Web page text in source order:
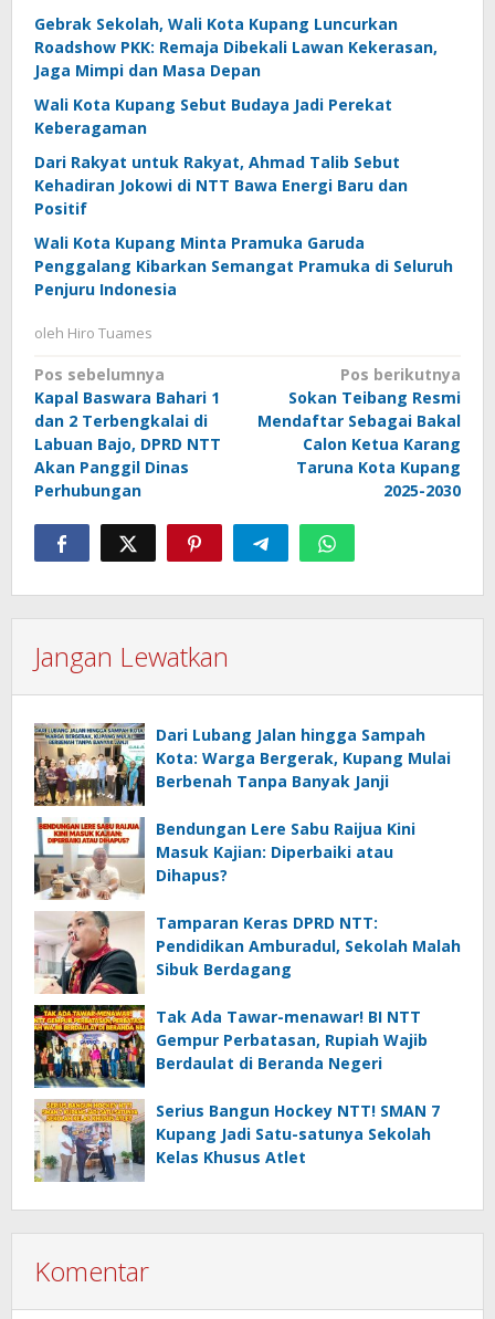
Gebrak Sekolah, Wali Kota Kupang Luncurkan
Roadshow PKK: Remaja Dibekali Lawan Kekerasan,
Jaga Mimpi dan Masa Depan
Wali Kota Kupang Sebut Budaya Jadi Perekat
Keberagaman
Dari Rakyat untuk Rakyat, Ahmad Talib Sebut
Kehadiran Jokowi di NTT Bawa Energi Baru dan
Positif
Wali Kota Kupang Minta Pramuka Garuda
Penggalang Kibarkan Semangat Pramuka di Seluruh
Penjuru Indonesia
oleh Hiro Tuames
Navigasi
pos
Pos sebelumnya
Kapal Baswara Bahari 1
dan 2 Terbengkalai di
Labuan Bajo, DPRD NTT
Akan Panggil Dinas
Perhubungan
Pos berikutnya
Sokan Teibang Resmi
Mendaftar Sebagai Bakal
Calon Ketua Karang
Taruna Kota Kupang
2025-2030
Jangan Lewatkan
Dari Lubang Jalan hingga Sampah
Kota: Warga Bergerak, Kupang Mulai
Berbenah Tanpa Banyak Janji
Bendungan Lere Sabu Raijua Kini
Masuk Kajian: Diperbaiki atau
Dihapus?
Tamparan Keras DPRD NTT:
Pendidikan Amburadul, Sekolah Malah
Sibuk Berdagang
Tak Ada Tawar-menawar! BI NTT
Gempur Perbatasan, Rupiah Wajib
Berdaulat di Beranda Negeri
Serius Bangun Hockey NTT! SMAN 7
Kupang Jadi Satu-satunya Sekolah
Kelas Khusus Atlet
Komentar